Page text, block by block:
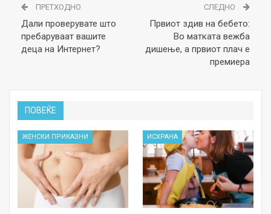
ПРЕТХОДНО
Дали проверувате што
пребаруваат вашите
деца на Интернет?
СЛЕДНО
Првиот здив на бебето:
Во матката вежба
дишење, а првиот плач е
премиера
ПОВЕЌЕ
ЖЕНСКИ ПРИКАЗНИ ИСХРАНА